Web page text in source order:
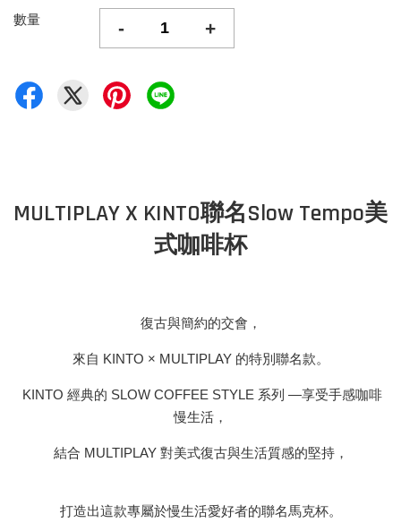
數量 - +
MULTIPLAY X KINTO聯名Slow Tempo美
式咖啡杯
復古與簡約的交會，
來自 KINTO × MULTIPLAY 的特別聯名款。
KINTO 經典的 SLOW COFFEE STYLE 系列 —享受手感咖啡
慢生活，
結合 MULTIPLAY 對美式復古與生活質感的堅持，
打造出這款專屬於慢生活愛好者的聯名馬克杯。